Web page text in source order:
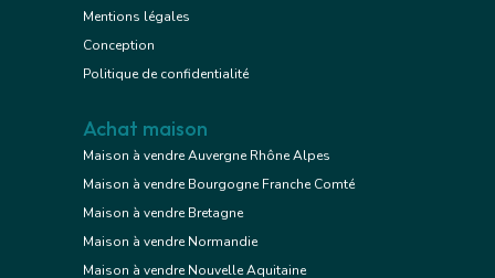
Mentions légales
Conception
Politique de confidentialité
Achat maison
Maison à vendre Auvergne Rhône Alpes
Maison à vendre Bourgogne Franche Comté
Maison à vendre Bretagne
Maison à vendre Normandie
Maison à vendre Nouvelle Aquitaine